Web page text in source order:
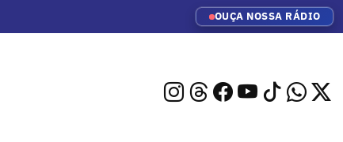
OUÇA NOSSA RÁDIO